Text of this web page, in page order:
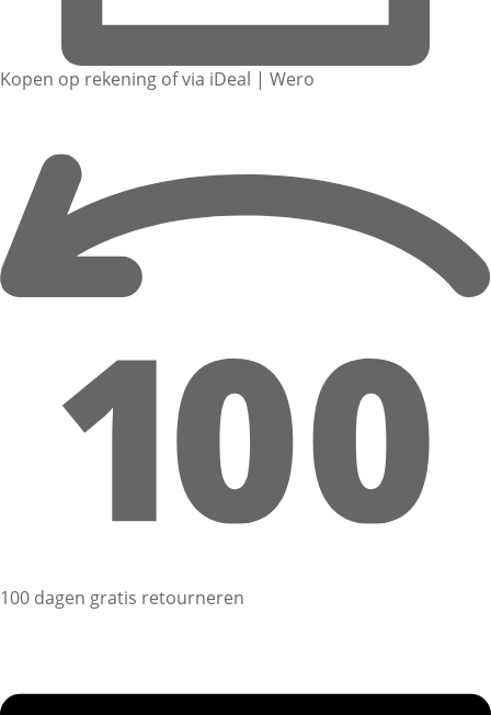
Kopen op rekening of via iDeal | Wero
100 dagen gratis retourneren